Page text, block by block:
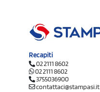
Recapiti
02 2111 8602
02 2111 8602
3755036900
contattaci@stampasi.it